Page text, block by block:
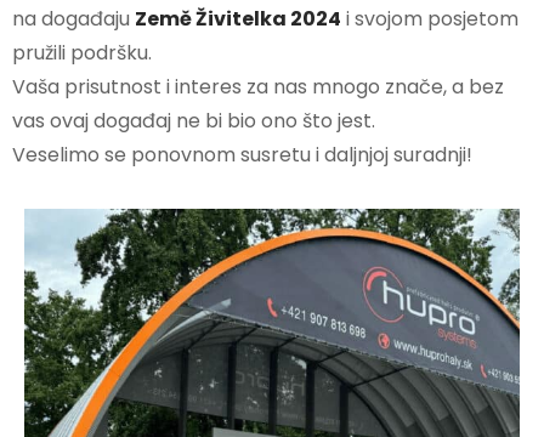
na događaju Země Živitelka 2024 i svojom posjetom
pružili podršku.
Vaša prisutnost i interes za nas mnogo znače, a bez
vas ovaj događaj ne bi bio ono što jest.
Veselimo se ponovnom susretu i daljnjoj suradnji!